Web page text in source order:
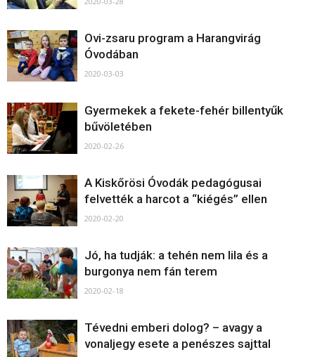
Ovi-zsaru program a Harangvirág
Óvodában
2020-03-03
Gyermekek a fekete-fehér billentyűk
bűvöletében
2020-02-26
A Kiskőrösi Óvodák pedagógusai
felvették a harcot a “kiégés” ellen
2020-02-20
Jó, ha tudják: a tehén nem lila és a
burgonya nem fán terem
2020-02-18
Tévedni emberi dolog? – avagy a
vonaljegy esete a penészes sajttal